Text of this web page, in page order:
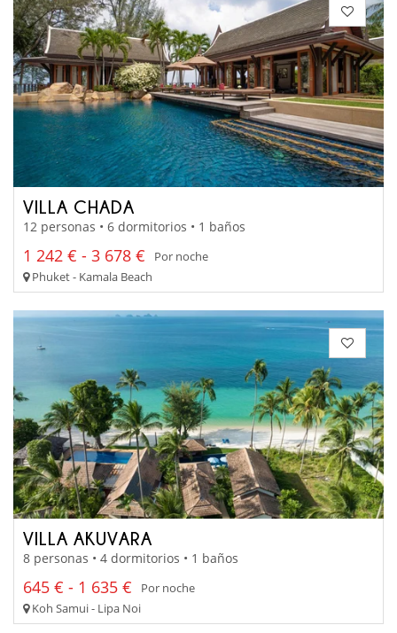
VILLA CHADA
12 personas • 6 dormitorios • 1 baños
1 242 € - 3 678 €
Por noche
Phuket - Kamala Beach
VILLA AKUVARA
8 personas • 4 dormitorios • 1 baños
645 € - 1 635 €
Por noche
Koh Samui - Lipa Noi